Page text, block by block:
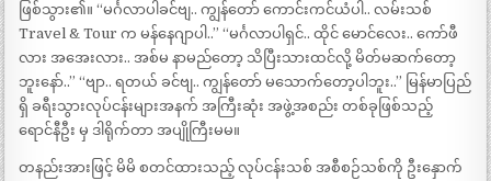
ဖြစ်သွား၏။ “မင်္ဂလာပါခင်ဗျ.. ကျွန်တော် ကောင်းကင်ယံပါ.. လမ်းသစ်
Travel & Tour က မန်နေဂျာပါ..” “မင်္ဂလာပါရှင်.. ထိုင် မောင်လေး.. ကော်ဖီ
လား အအေးလား.. အစ်မ နာမည်တော့ သိပြီးသားထင်လို့ မိတ်မဆက်တော့
ဘူးနော်..” “ဗျာ.. ရတယ် ခင်ဗျ.. ကျွန်တော် မသောက်တော့ပါဘူး..” မြန်မာပြည်
ရှိ ခရီးသွားလုပ်ငန်းများအနက် အကြီးဆုံး အဖွဲ့အစည်း တစ်ခုဖြစ်သည့်
ရောင်နီဦး မှ ဒါရိုက်တာ အပျိုကြီးမမ။
တနည်းအားဖြင့် မိမိ စတင်ထားသည့် လုပ်ငန်းသစ် အစီစဉ်သစ်ကို ဦးနှောက်